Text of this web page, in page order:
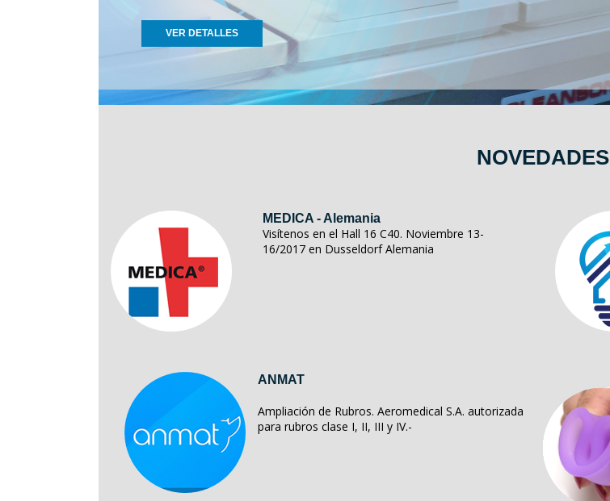
VER DETALLES
NOVEDADES
MEDICA - Alemania
Visítenos en el Hall 16 C40. Noviembre 13-
16/2017 en Dusseldorf Alemania
ANMAT
Ampliación de Rubros. Aeromedical S.A. autorizada
para rubros clase I, II, III y IV.-